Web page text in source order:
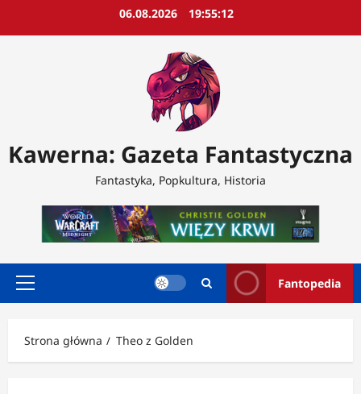
06.08.2026 19:55:14
Kawerna: Gazeta Fantastyczna
Fantastyka, Popkultura, Historia
Menu
Fantopedia
Strona główna Theo z Golden